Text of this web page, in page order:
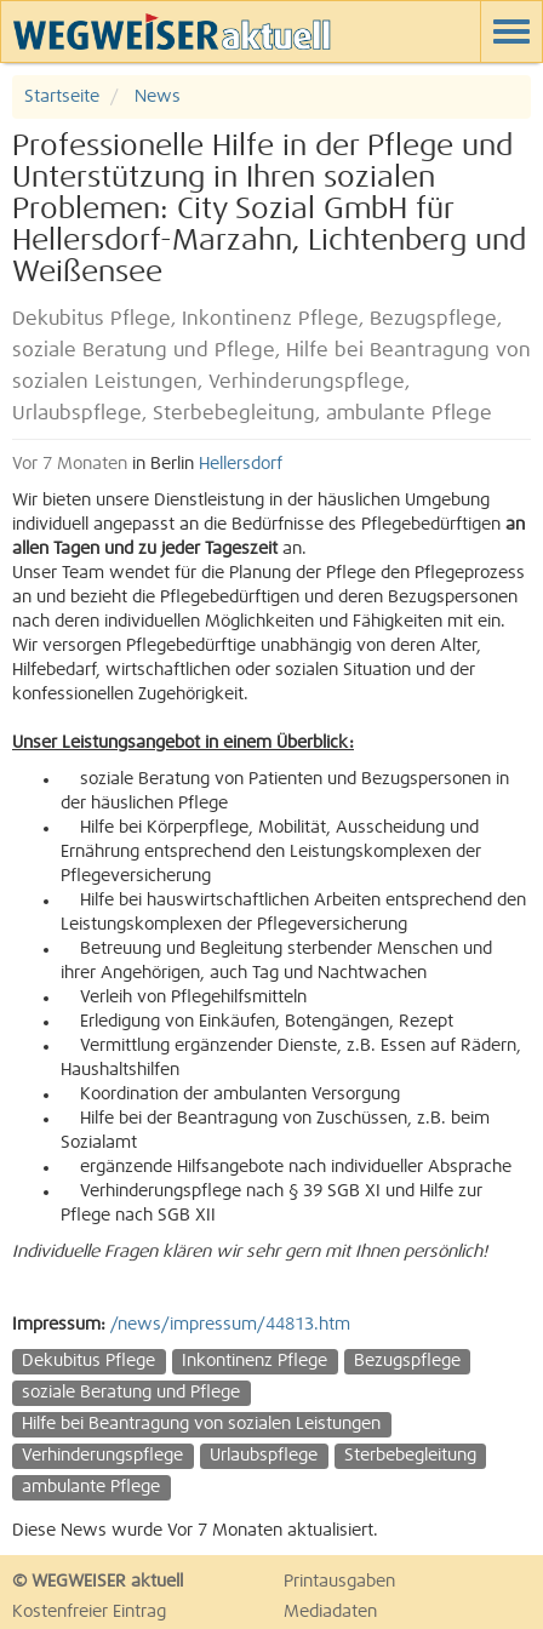
Startseite News
Professionelle Hilfe in der Pflege und
Unterstützung in Ihren sozialen
Problemen: City Sozial GmbH für
Hellersdorf-Marzahn, Lichtenberg und
Weißensee
Dekubitus Pflege, Inkontinenz Pflege, Bezugspflege,
soziale Beratung und Pflege, Hilfe bei Beantragung von
sozialen Leistungen, Verhinderungspflege,
Urlaubspflege, Sterbebegleitung, ambulante Pflege
Vor 7 Monaten in Berlin Hellersdorf
Wir bieten unsere Dienstleistung in der häuslichen Umgebung
individuell angepasst an die Bedürfnisse des Pflegebedürftigen an
allen Tagen und zu jeder Tageszeitan.
Unser Team wendet für die Planung der Pflege den Pflegeprozess
an und bezieht die Pflegebedürftigen und deren Bezugspersonen
nach deren individuellen Möglichkeiten und Fähigkeiten mit ein.
Wir versorgen Pflegebedürftige unabhängig von deren Alter,
Hilfebedarf, wirtschaftlichen oder sozialen Situation und der
konfessionellen Zugehörigkeit.
Unser Leistungsangebot in einem Überblick:
soziale Beratung von Patienten und Bezugspersonen in
der häuslichen Pflege
Hilfe bei Körperpflege, Mobilität, Ausscheidung und
Ernährung entsprechend den Leistungskomplexen der
Pflegeversicherung
Hilfe bei hauswirtschaftlichen Arbeiten entsprechend den
Leistungskomplexen der Pflegeversicherung
Betreuung und Begleitung sterbender Menschen und
ihrer Angehörigen, auch Tag und Nachtwachen
Verleih von Pflegehilfsmitteln
Erledigung von Einkäufen, Botengängen, Rezept
Vermittlung ergänzender Dienste, z.B. Essen auf Rädern,
Haushaltshilfen
Koordination der ambulanten Versorgung
Hilfe bei der Beantragung von Zuschüssen, z.B. beim
Sozialamt
ergänzende Hilfsangebote nach individueller Absprache
Verhinderungspflege nach § 39 SGB XI und Hilfe zur
Pflege nach SGB XII
Individuelle Fragen klären wir sehr gern mit Ihnen persönlich!
Impressum: /news/impressum/44813.htm
Dekubitus Pflege Inkontinenz Pflege
Bezugspflege
soziale Beratung und Pflege
Hilfe bei Beantragung von sozialen Leistungen
Verhinderungspflege
Urlaubspflege
Sterbebegleitung
ambulante Pflege
Diese News wurde Vor 7 Monaten aktualisiert.
© WEGWEISER aktuell
Printausgaben
Kostenfreier Eintrag
Mediadaten